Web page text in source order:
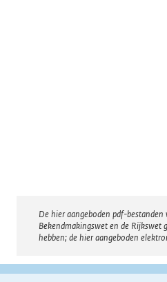
Disclaimer
De hier aangeboden pdf-
Bekendmakingswet en de Rijkswet
hebben; de hier aangeboden